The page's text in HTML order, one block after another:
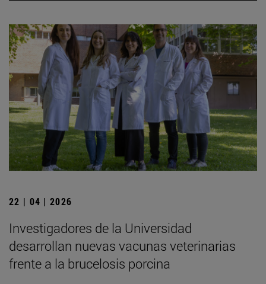
22 | 04 | 2026
Investigadores de la Universidad
desarrollan nuevas vacunas veterinarias
frente a la brucelosis porcina